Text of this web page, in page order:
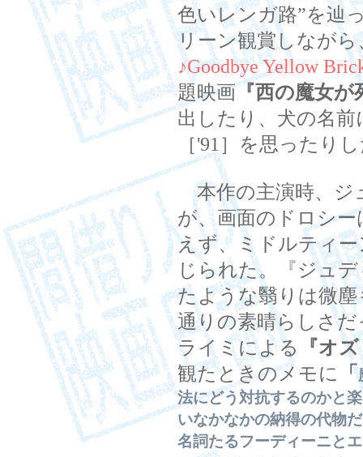
色いレンガ路”を辿
リーン観賞しなが
♪Goodbye Yellow
題映画『西の魔女が
出したり、犬の名前
［'91］を思ったり
本作の主演時、ジ
が、画面のドロシ
えず、ミドルティ
じられた。『ジュ
たような翳りは微
通りの素晴らしさ
ライミによる
『オ
観たときのメモに
「
法にどう対抗するのかと
いなかなかの納得の代物
名詞たるフーディーニと